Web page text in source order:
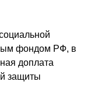
фондом РФ, в
доплата
защиты